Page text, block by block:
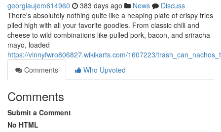
georgiaujem614960 383 days ago News
Discuss
There's absolutely nothing quite like a heaping plate of crispy fries
piled high with all your favorite goodies. From classic chili and
cheese to wild combinations like pulled pork, bacon, and sriracha
mayo, loaded
https://vinnyfwro806827.wikikarts.com/1607223/
Comments
Who Upvoted
Comments
Submit a Comment
No HTML